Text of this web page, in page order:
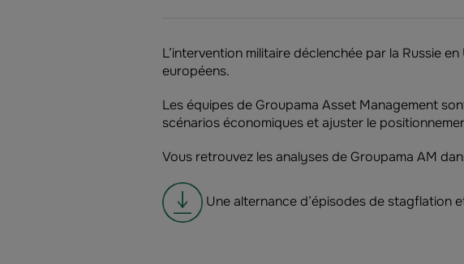
L’intervention militaire déclenchée par la Russie
européens.
Les équipes de Groupama Asset Management
scénarios économiques et ajuster le
Vous retrouvez les analyses de Groupama AM
Une alternance d’épisodes de stagflation